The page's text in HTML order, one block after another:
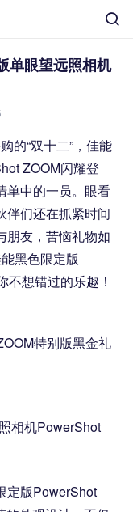
单眼望远照相机
的“双十二”，佳能
ZOOM闪耀登
单中的一员。眼看
伴们还在抓紧时间
朋友，苦恼礼物如
黑色限定版
不想错过的乐趣！
特别版黑金礼
相机PowerShot
定版PowerShot